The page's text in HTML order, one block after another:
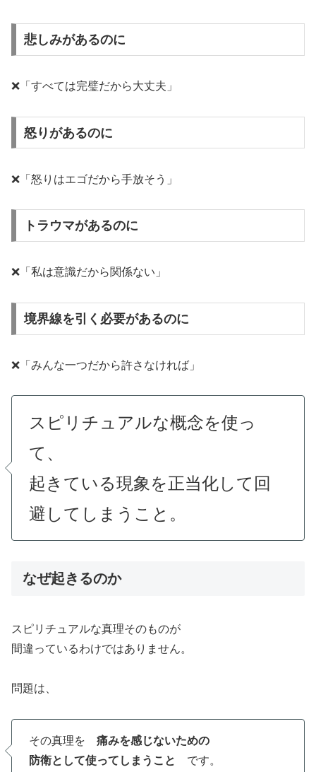
悲しみがあるのに
❌「すべては完璧だから大丈夫」
怒りがあるのに
❌「怒りはエゴだから手放そう」
トラウマがあるのに
❌「私は意識だから関係ない」
境界線を引く必要があるのに
❌「みんな一つだから許さなければ」
スピリチュアルな概念を使っ
て、
起きている現象を正当化して回
避してしまうこと。
なぜ起きるのか
スピリチュアルな真理そのものが
間違っているわけではありません。
問題は、
その真理を 痛みを感じないための
防衛として使ってしまうこと
です。